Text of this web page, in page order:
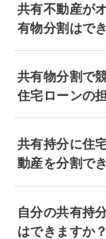
よくある質問
共有不動産が
有物分割はで
共有物分割で
住宅ローンの
共有持分に住
動産を分割で
自分の共有持
はできますか？